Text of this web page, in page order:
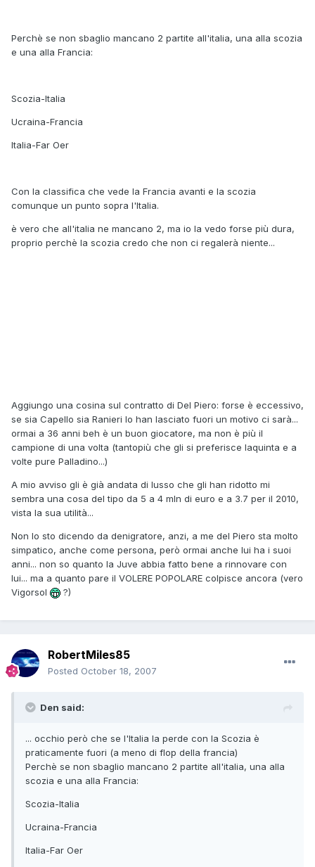
Perchè se non sbaglio mancano 2 partite all'italia, una alla scozia
e una alla Francia:
Scozia-Italia
Ucraina-Francia
Italia-Far Oer
Con la classifica che vede la Francia avanti e la scozia
comunque un punto sopra l'Italia.
è vero che all'italia ne mancano 2, ma io la vedo forse più dura,
proprio perchè la scozia credo che non ci regalerà niente...
Aggiungo una cosina sul contratto di Del Piero: forse è eccessivo,
se sia Capello sia Ranieri lo han lasciato fuori un motivo ci sarà...
ormai a 36 anni beh è un buon giocatore, ma non è più il
campione di una volta (tantopiù che gli si preferisce Iaquinta e a
volte pure Palladino...)
A mio avviso gli è già andata di lusso che gli han ridotto mi
sembra una cosa del tipo da 5 a 4 mln di euro e a 3.7 per il 2010,
vista la sua utilità...
Non lo sto dicendo da denigratore, anzi, a me del Piero sta molto
simpatico, anche come persona, però ormai anche lui ha i suoi
anni... non so quanto la Juve abbia fatto bene a rinnovare con
lui... ma a quanto pare il VOLERE POPOLARE colpisce ancora (vero
Vigorsol
?)
RobertMiles85
Posted October 18, 2007
Den said:
... occhio però che se l'Italia la perde con la Scozia è
praticamente fuori (a meno di flop della francia)
Perchè se non sbaglio mancano 2 partite all'italia, una alla
scozia e una alla Francia:
Scozia-Italia
Ucraina-Francia
Italia-Far Oer